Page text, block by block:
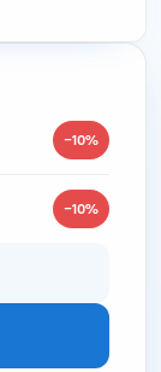
−10%
−10%